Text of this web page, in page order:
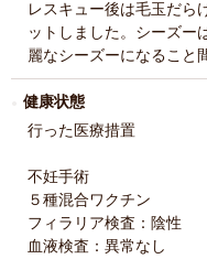
レスキュー後は毛玉だら
ットしました。シーズー
麗なシーズーになること
健康状態
行った医療措置
不妊手術
５種混合ワクチン
フィラリア検査：陰性
血液検査：異常なし